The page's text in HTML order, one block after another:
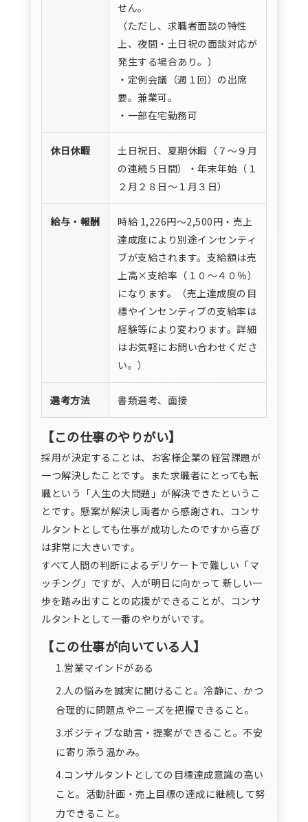
せん。
（ただし、求職者面談の特性
上、夜間・土日祝の面談対応が
発生する場合あり。）
・定例会議（週１回）の出席
要。兼業可。
・一部在宅勤務可
休日休暇
土日祝日、夏期休暇（７～９月
の連続５日間）・年末年始（１
２月２８日～１月３日）
給与・報酬
時給 1,226円〜2,500円・売上
達成度により別途インセンティ
ブが支給されます。支給額は売
上高×支給率（１０～４０％）
になります。（売上達成度の目
標やインセンティブの支給率は
経験等により変わります。詳細
はお気軽にお問い合わせくださ
い。）
選考方法 書類選考、面接
【この仕事のやりがい】
採用が決定することは、お客様企業の経営課題が
一つ解決したことです。また求職者にとっても転
職という「人生の大問題」が解決できたというこ
とです。懸案が解決し両者から感謝され、コンサ
ルタントとしても仕事が成功したのですから喜び
は非常に大きいです。
すべて人間の判断によるデリケートで難しい「マ
ッチング」ですが、人が明日に向かって 新しい一
歩を踏み出すことの応援ができることが、コンサ
ルタントとして一番のやりがいです。
【この仕事が向いている人】
1.営業マインドがある
2.人の悩みを誠実に聞けること。冷静に、かつ
合理的に問題点やニーズを把握できること。
3.ポジティブな助言・提案ができること。不安
に寄り添う温かみ。
4.コンサルタントとしての目標達成意識の高い
こと。活動計画・売上目標の達成に継続して努
力できること。